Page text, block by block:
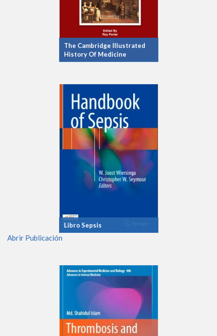
The Cambridge Illustrated
History Of Medicine
Libro Sepsis
Abrir Publicación